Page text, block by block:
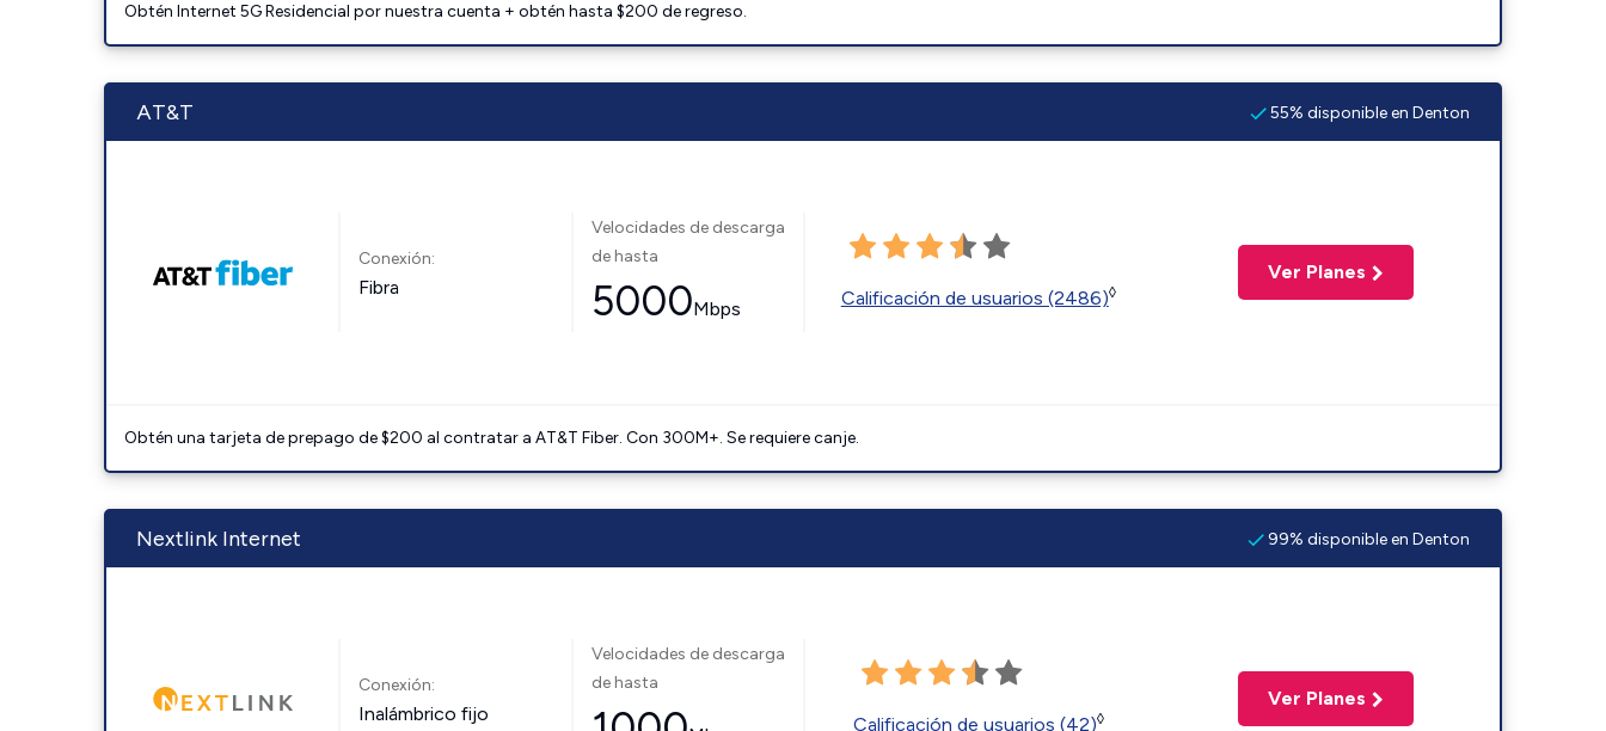
Obtén Internet 5G Residencial por nuestra cuenta + obtén hasta $200 de regreso.
AT&T 55% disponible en Denton
Conexión:
Fibra
Velocidades de descarga
de hasta
5000Mbps Calificación de usuarios (2486)◊
Ver Planes
Obtén una tarjeta de prepago de $200 al contratar a AT&T Fiber. Con 300M+. Se requiere canje.
Nextlink Internet 99% disponible en Denton
Conexión:
Inalámbrico fijo
Velocidades de descarga
de hasta
Calificación de usuarios (42)◊
Ver Planes